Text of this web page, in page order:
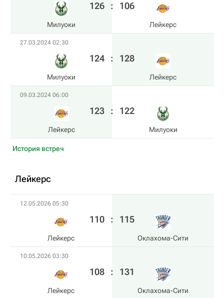
Милуоки
126 : 106
Лейкерс
27.03.2024 02:30
Милуоки
124 : 128
Лейкерс
09.03.2024 06:00
Лейкерс
123 : 122
Милуоки
История встреч
Лейкерс
12.05.2026 05:30
Лейкерс
110 : 115
Оклахома-Сити
10.05.2026 03:30
Лейкерс
108 : 131
Оклахома-Сити